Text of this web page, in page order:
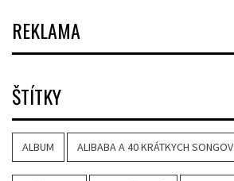
REKLAMA
ŠTÍTKY
ALBUM ALIBABA A 40 KRÁTKYCH SONGOV